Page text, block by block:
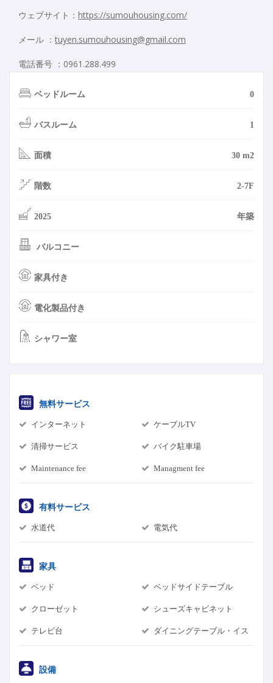
ウェブサイト： https://sumouhousing.com/
メール ： tuyen.sumouhousing@gmail.com
電話番号 ：0961.288.499
ベッドルーム 0
バスルーム 1
面積 30 m2
階数 2-7F
2025 年築
バルコニー
家具付き
電化製品付き
シャワー室
無料サービス
インターネット ケーブルTV
清掃サービス バイク駐車場
Maintenance fee Managment fee
有料サービス
水道代 電気代
家具
ベッド ベッドサイドテーブル
クローゼット シューズキャビネット
テレビ台 ダイニングテーブル・イス
設備